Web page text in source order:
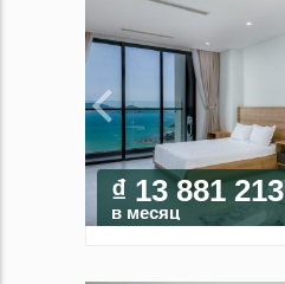
₫ 13 881 213
в месяц